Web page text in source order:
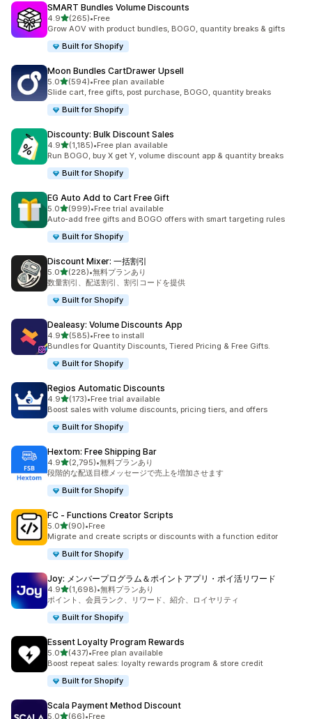
SMART Bundles Volume Discounts
4.95つ星中
(265)
合計レビュー数：265件
•Free
Grow AOV with product bundles, BOGO, quantity breaks & gifts
Built for Shopify
Moon Bundles CartDrawer Upsell
5.05つ星中
(594)
合計レビュー数：594件
•Free plan available
Slide cart, free gifts, post purchase, BOGO, quantity breaks
Built for Shopify
Discounty: Bulk Discount Sales
4.95つ星中
(1,185)
合計レビュー数：1185件
•Free plan available
Run BOGO, buy X get Y, volume discount app & quantity breaks
Built for Shopify
EG Auto Add to Cart Free Gift
5.05つ星中
(999)
合計レビュー数：999件
•Free trial available
Auto-add free gifts and BOGO offers with smart targeting rules
Built for Shopify
Discount Mixer: 一括割引
5.05つ星中
(228)
合計レビュー数：228件
•無料プランあり
数量割引、配送割引、割引コードを提供
Built for Shopify
Dealeasy: Volume Discounts App
4.95つ星中
(585)
合計レビュー数：585件
•Free to install
Bundles for Quantity Discounts, Tiered Pricing & Free Gifts.
Built for Shopify
Regios Automatic Discounts
4.95つ星中
(173)
合計レビュー数：173件
•Free trial available
Boost sales with volume discounts, pricing tiers, and offers
Built for Shopify
Hextom: Free Shipping Bar
4.95つ星中
(2,795)
合計レビュー数：2795件
•無料プランあり
段階的な配送目標メッセージで売上を増加させます
Built for Shopify
FC ‑ Functions Creator Scripts
5.05つ星中
(90)
合計レビュー数：90件
•Free
Migrate and create scripts or discounts with a function editor
Built for Shopify
Joy: メンバープログラム＆ポイントアプリ・ポイ活リワード
4.95つ星中
(1,698)
合計レビュー数：1698件
•無料プランあり
ポイント、会員ランク、リワード、紹介、ロイヤリティ
Built for Shopify
Essent Loyalty Program Rewards
5.05つ星中
(437)
合計レビュー数：437件
•Free plan available
Boost repeat sales: loyalty rewards program & store credit
Built for Shopify
Scala Payment Method Discount
5.05つ星中
(66)•Free